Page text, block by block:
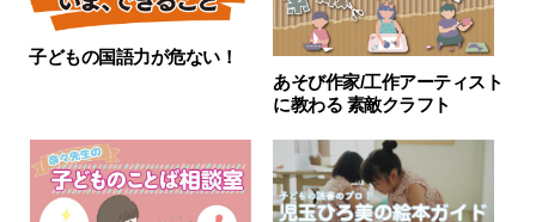
子どもの国語力が危ない！
あそび作家/工作アーティスト
に教わる 素敵クラフト